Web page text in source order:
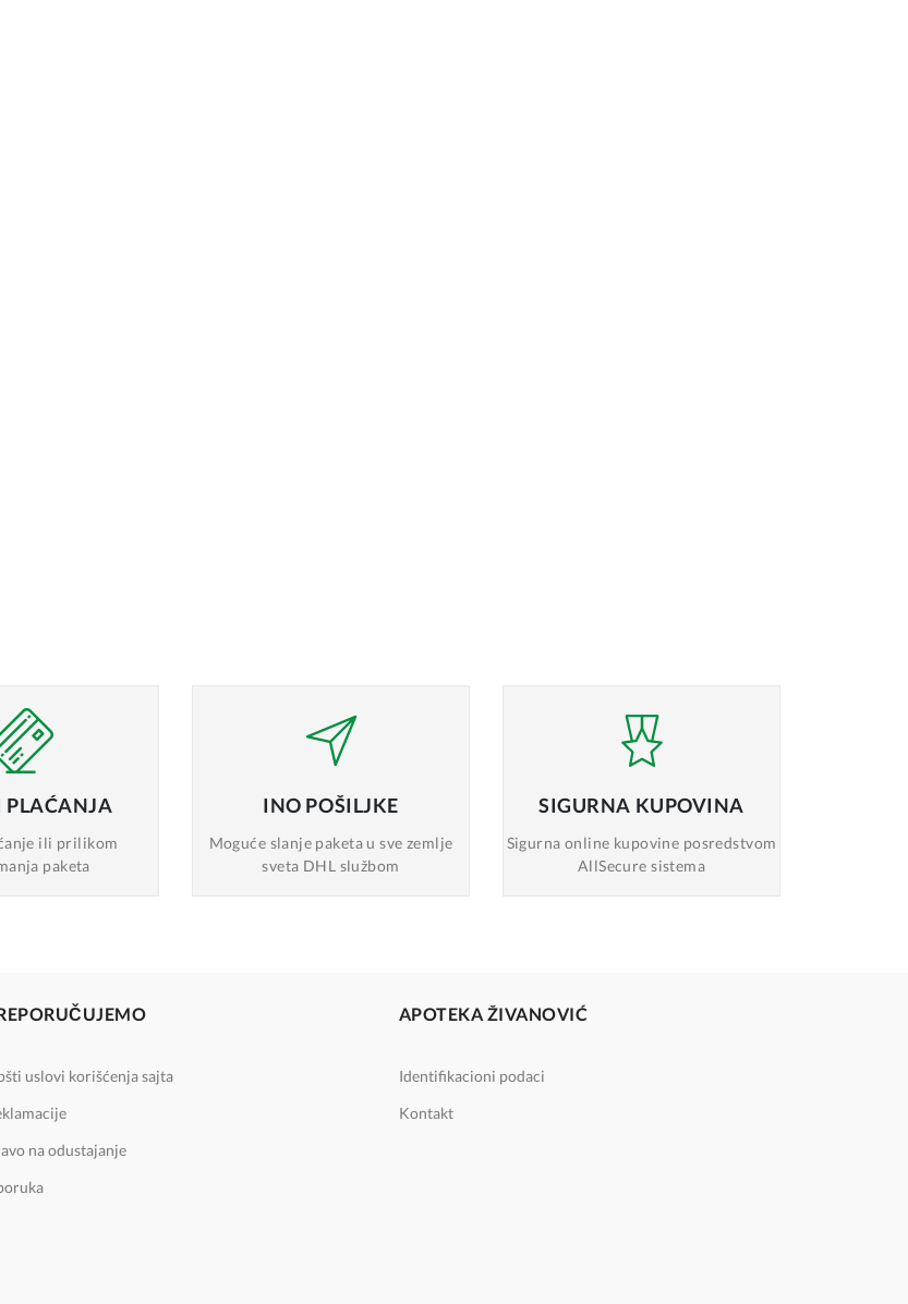
PLAĆANJA
ili prilikom
paketa
INO POŠILJKE
Moguće slanje paketa u sve zemlje
sveta DHL službom
SIGURNA KUPOVINA
Sigurna online kupovine posredstvom
AllSecure sistema
uslovi korišćenja sajta
na odustajanje
APOTEKA ŽIVANOVIĆ
Identifikacioni podaci
Kontakt